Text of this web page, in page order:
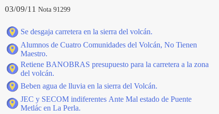
03/09/11 Nota 91299
Se desgaja carretera en la sierra del volcán.
Alumnos de Cuatro Comunidades del Volcán, No Tienen
Maestro.
Retiene BANOBRAS presupuesto para la carretera a la zona
del volcán.
Beben agua de lluvia en la sierra del Volcán.
JEC y SECOM indiferentes Ante Mal estado de Puente
Metlác en La Perla.